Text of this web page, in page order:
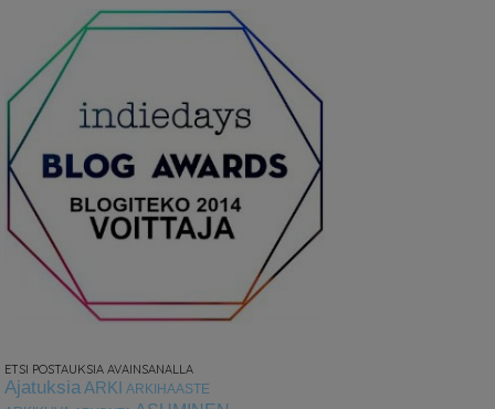
ETSI POSTAUKSIA AVAINSANALLA
Ajatuksia ARKI ARKIHAASTE